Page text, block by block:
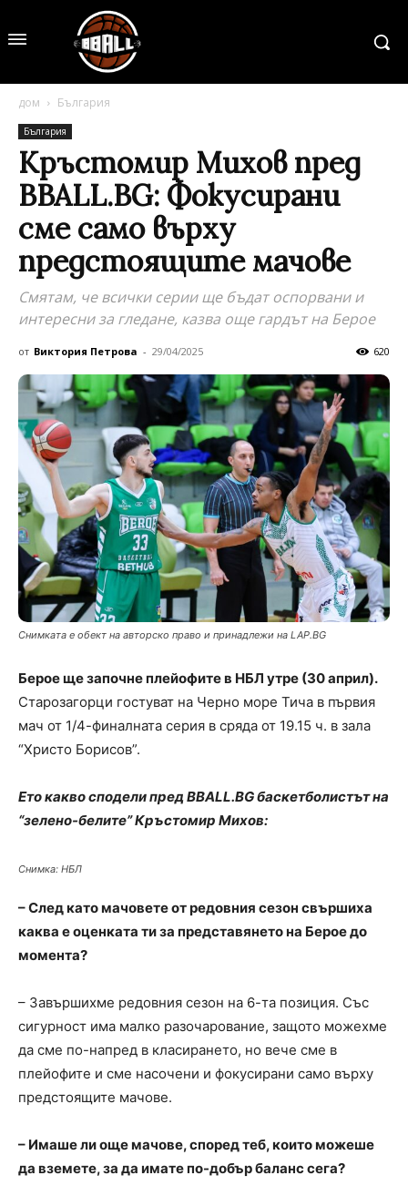
дом България
България
Кръстомир Михов пред
BBALL.BG: Фокусирани
сме само върху
предстоящите мачове
Смятам, че всички серии ще бъдат оспорвани и
интересни за гледане, казва още гардът на Берое
от Виктория Петрова - 29/04/2025 620
Снимката е обект на авторско право и принадлежи на LAP.BG
Берое ще започне плейофите в НБЛ утре (30 април).
Старозагорци гостуват на Черно море Тича в първия
мач от 1/4-финалната серия в сряда от 19.15 ч. в зала
“Христо Борисов”.
Ето какво сподели пред BBALL.BG баскетболистът на
“зелено-белите” Кръстомир Михов:
Снимка: НБЛ
– След като мачовете от редовния сезон свършиха
каква е оценката ти за представянето на Берое до
момента?
– Завършихме редовния сезон на 6-та позиция. Със
сигурност има малко разочарование, защото можехме
да сме по-напред в класирането, но вече сме в
плейофите и сме насочени и фокусирани само върху
предстоящите мачове.
– Имаше ли още мачове, според теб, които можеше
да вземете, за да имате по-добър баланс сега?